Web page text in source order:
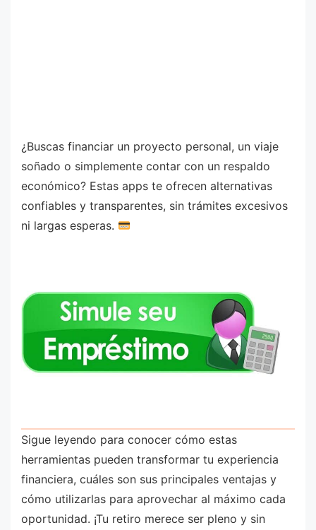
¿Buscas financiar un proyecto personal, un viaje
soñado o simplemente contar con un respaldo
económico? Estas apps te ofrecen alternativas
confiables y transparentes, sin trámites excesivos
ni largas esperas.
Sigue leyendo para conocer cómo estas
herramientas pueden transformar tu experiencia
financiera, cuáles son sus principales ventajas y
cómo utilizarlas para aprovechar al máximo cada
oportunidad. ¡Tu retiro merece ser pleno y sin